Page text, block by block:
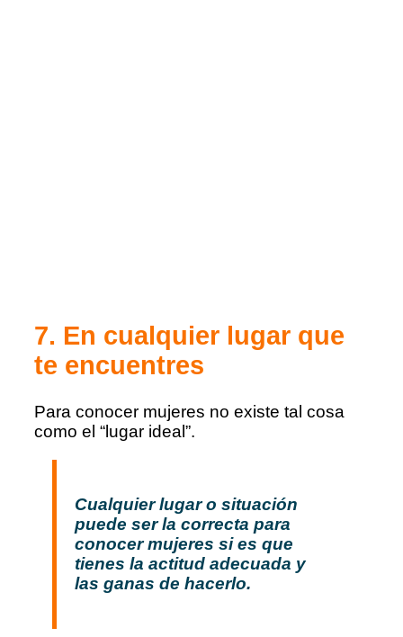
7. En cualquier lugar que
te encuentres
Para conocer mujeres no existe tal cosa
como el “lugar ideal”.
Cualquier lugar o situación
puede ser la correcta para
conocer mujeres si es que
tienes la actitud adecuada y
las ganas de hacerlo.